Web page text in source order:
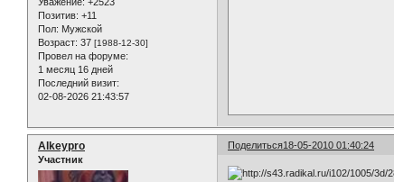
Позитив: +11
Пол: Мужской
Возраст: 37 [1988-12-30]
Провел на форуме:
1 месяц 16 дней
Последний визит:
02-08-2026 21:43:57
Поделиться18-05-2010 01:40:24
Alkeypro
Участник